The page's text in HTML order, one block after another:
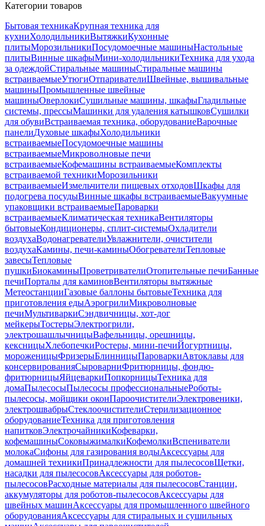
Категории товаров
Бытовая техникаКрупная техника для
кухниХолодильникиВытяжкиКухонные
плитыМорозильникиПосудомоечные машиныНастольные
плитыВинные шкафыМини-холодильникиТехника для ухода
за одеждойСтиральные машиныСтиральные машины
встраиваемыеУтюгиОтпаривателиШвейные, вышивальные
машиныПромышленные швейные
машиныОверлокиСушильные машины, шкафыГладильные
системы, прессыМашинки для удаления катышковСушилки
для обувиВстраиваемая техника, оборудованиеВарочные
панелиДуховые шкафыХолодильники
встраиваемыеПосудомоечные машины
встраиваемыеМикроволновые печи
встраиваемыеКофемашины встраиваемыеКомплекты
встраиваемой техникиМорозильники
встраиваемыеИзмельчители пищевых отходовШкафы для
подогрева посудыВинные шкафы встраиваемыеВакуумные
упаковщики встраиваемыеПароварки
встраиваемыеКлиматическая техникаВентиляторы
бытовыеКондиционеры, сплит-системыОхладители
воздухаВодонагревателиУвлажнители, очистители
воздухаКамины, печи-каминыОбогревателиТепловые
завесыТепловые
пушкиБиокаминыПроветривателиОтопительные печиБанные
печиПорталы для каминовВентиляторы вытяжные
МетеостанцииГазовые баллоны бытовыеТехника для
приготовления едыАэрогрилиМикроволновые
печиМультиваркиСэндвичницы, хот-дог
мейкерыТостерыЭлектрогрили,
электрошашлычницыВафельницы, орешницы,
кексницыХлебопечкиРостеры, мини-печиЙогуртницы,
мороженицыФризерыБлинницыПароваркиАвтоклавы для
консервированияСыроварниФритюрницы, фондю-
фритюрницыЯйцеваркиПопкорницыТехника для
домаПылесосыПылесосы профессиональныеРоботы-
пылесосы, мойщики оконПароочистителиЭлектровеники,
электрошвабрыСтеклоочистителиСтерилизационное
оборудованиеТехника для приготовления
напитковЭлектрочайникиКофеварки,
кофемашиныСоковыжималкиКофемолкиВспениватели
молокаСифоны для газирования водыАксессуары для
домашней техникиПринадлежности для пылесосовЩетки,
насадки для пылесосовАксессуары для роботов-
пылесосовРасходные материалы для пылесосовСтанции,
аккумуляторы для роботов-пылесосовАксессуары для
швейных машинАксессуары для промышленного швейного
оборудованияАксессуары для стиральных и сушильных